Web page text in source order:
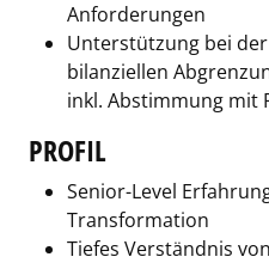
Anforderungen
Unterstützung bei
bilanziellen
inkl. Abstimmung mit
PROFIL
Senior-Level
Transformation
Tiefes Verständnis